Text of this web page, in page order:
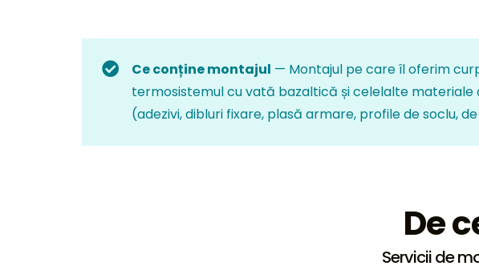
Ce conține montajul — Montajul pe care îl oferim
termosistemul cu vată bazaltică și celelalte
(adezivi, dibluri fixare, plasă armare, profile de soclu,
De
Servicii de